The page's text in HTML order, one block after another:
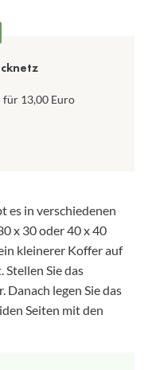
für 13,00 Euro
es in verschiedenen
x 30 oder 40 x 40
kleinerer Koffer auf
Sie das
Danach legen Sie das
Seiten mit den